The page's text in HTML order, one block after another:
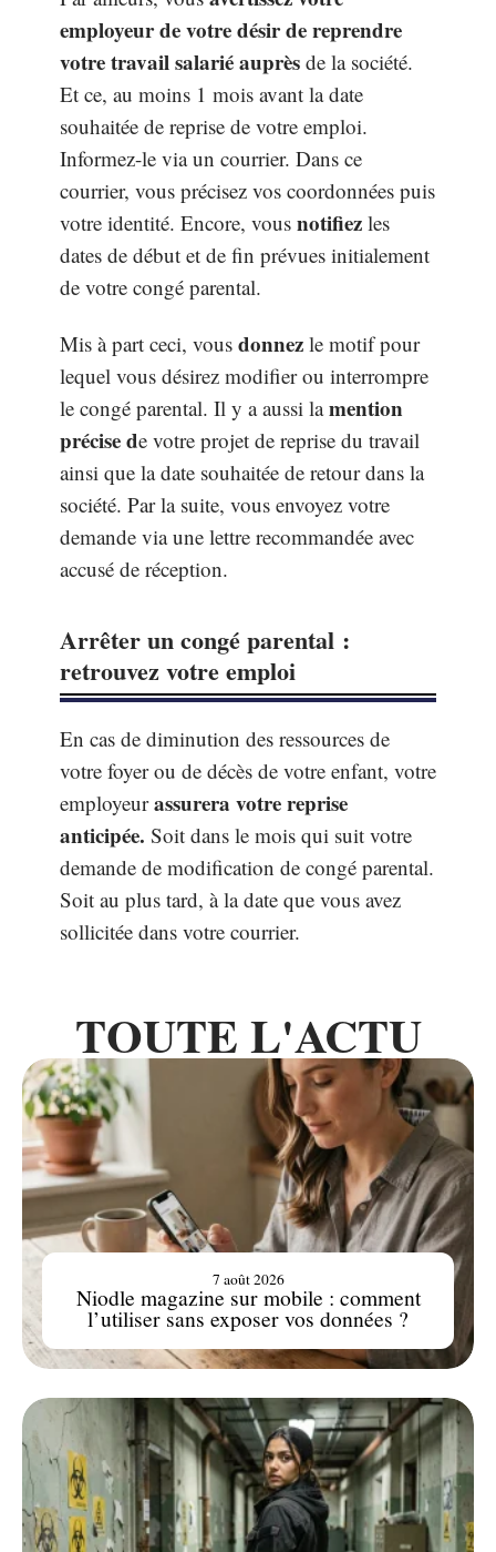
employeur de votre désir de reprendre
votre travail salarié auprès de la société.
Et ce, au moins 1 mois avant la date
souhaitée de reprise de votre emploi.
Informez-le via un courrier. Dans ce
courrier, vous précisez vos coordonnées puis
votre identité. Encore, vous notifiez les
dates de début et de fin prévues initialement
de votre congé parental.
Mis à part ceci, vous donnez le motif pour
lequel vous désirez modifier ou interrompre
le congé parental. Il y a aussi lamention
précise de votre projet de reprise du travail
ainsi que la date souhaitée de retour dans la
société. Par la suite, vous envoyez votre
demande via une lettre recommandée avec
accusé de réception.
Arrêter un congé parental :
retrouvez votre emploi
En cas de diminution des ressources de
votre foyer ou de décès de votre enfant, votre
employeurassurera votre reprise
anticipée. Soit dans le mois qui suit votre
demande de modification de congé parental.
Soit au plus tard, à la date que vous avez
sollicitée dans votre courrier.
TOUTE L'ACTU
Niodle magazine sur mobile : comment
l’utiliser sans exposer vos données ?
7 août 2026